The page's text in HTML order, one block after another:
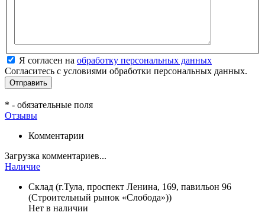
Я согласен на обработку персональных данных
Согласитесь с условиями обработки персональных данных.
* - обязательные поля
Отзывы
Комментарии
Загрузка комментариев...
Наличие
Склад (г.Тула, проспект Ленина, 169, павильон 96
(Строительный рынок «Слобода»))
Нет в наличии